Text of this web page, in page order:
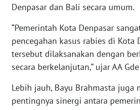
Denpasar dan Bali secara umum.
“Pemerintah Kota Denpasar
pencegahan kasus rabies di Kota
tersebut dilaksanakan dengan
secara berkelanjutan,” ujar AA
Lebih jauh, Bayu Brahmasta juga
pentingnya sinergi antara
WN
NTB
WN
WN